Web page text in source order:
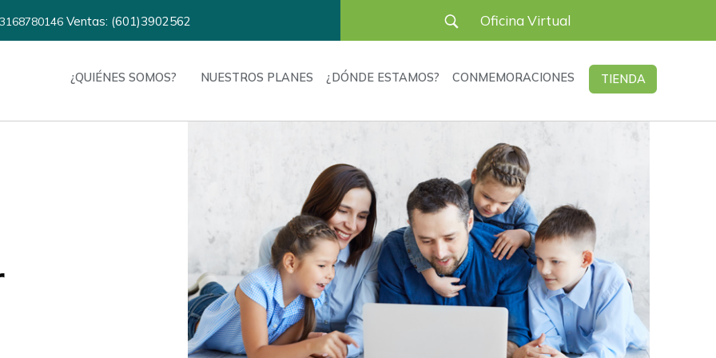
3168780146 Ventas: (601)3902562 Oficina Virtual
¿QUIÉNES SOMOS? NUESTROS PLANES ¿DÓNDE ESTAMOS? CONMEMORACIONES TIENDA